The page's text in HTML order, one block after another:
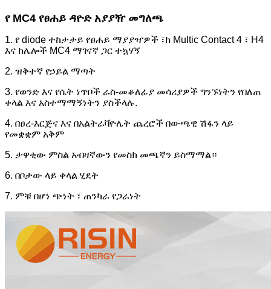
የ MC4 የፀሐይ ዳዮድ አያያዥ መግለጫ
1. የ diode ተከታታይ የፀሐይ ማያያዣዎች ፣ከ Multic Contact 4 ፣ H4
እና ከሌሎች MC4 ማገናኛ ጋር ተኳሃኝ
2. ዝቅተኛ የኃይል ማጣት
3. የወንድ እና የሴት ነጥቦች ራስ-መቆለፊያ መሳሪያዎች ግንኙነትን የበለጠ
ቀላል እና አስተማማኝነትን ያስችላሉ.
4. በፀረ-እርጅና እና በአልትራቫዮሌት ጨረሮች በውጫዊ ሽፋን ላይ
የመቋቋም አቅም
5. ታዋቂው ምስል አብዛኛውን የመስክ መጫኛን ይስማማል።
6. በቦታው ላይ ቀላል ሂደት
7. ምቹ በሆነ ጭነት ፣ ጠንካራ የጋራነት